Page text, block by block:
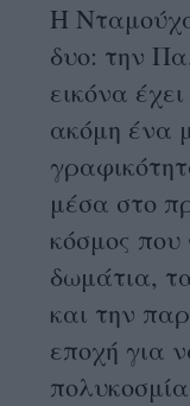
Η
δυο: την
εικόνα
ακόμη ένα
μέσα στο
κόσμος που
δωμάτια,
και την
εποχή για